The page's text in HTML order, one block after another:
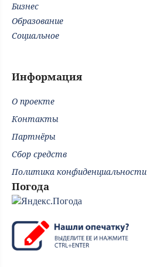
Бизнес
Образование
Социальное
Информация
О проекте
Контакты
Партнёры
Сбор средств
Политика конфиденциальности
Погода